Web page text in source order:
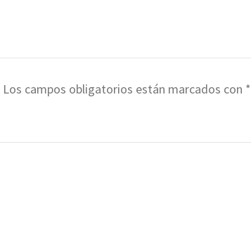
Los campos obligatorios están marcados con *